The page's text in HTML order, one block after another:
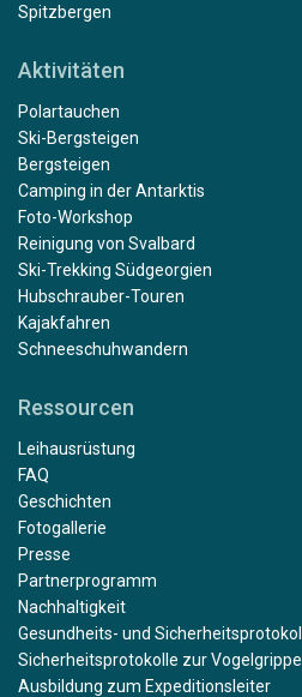
Spitzbergen
Aktivitäten
Polartauchen
Ski-Bergsteigen
Bergsteigen
Camping in der Antarktis
Foto-Workshop
Reinigung von Svalbard
Ski-Trekking Südgeorgien
Hubschrauber-Touren
Kajakfahren
Schneeschuhwandern
Ressourcen
Leihausrüstung
FAQ
Geschichten
Fotogallerie
Presse
Partnerprogramm
Nachhaltigkeit
Gesundheits- und Sicherheitsprotokoll
Sicherheitsprotokolle zur Vogelgrippe
Ausbildung zum Expeditionsleiter